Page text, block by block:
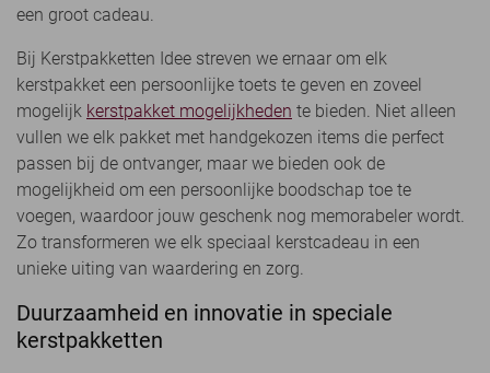
een groot cadeau.
Bij Kerstpakketten Idee streven we ernaar om elk
kerstpakket een persoonlijke toets te geven en zoveel
mogelijk kerstpakket mogelijkheden te bieden. Niet alleen
vullen we elk pakket met handgekozen items die perfect
passen bij de ontvanger, maar we bieden ook de
mogelijkheid om een persoonlijke boodschap toe te
voegen, waardoor jouw geschenk nog memorabeler wordt.
Zo transformeren we elk speciaal kerstcadeau in een
unieke uiting van waardering en zorg.
Duurzaamheid en innovatie in speciale
kerstpakketten